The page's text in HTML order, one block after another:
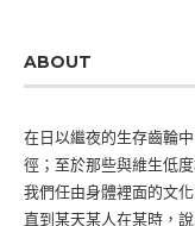
ABOUT
在日以繼夜的生存齒輪
徑；至於那些與維生低
我們任由身體裡面的文
直到某天某人在某時，